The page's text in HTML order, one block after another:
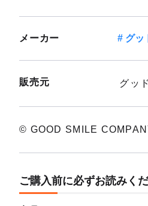
メーカー グッ
販売元 グッ
© GOOD SMILE
ご購入前に必ずお読みく